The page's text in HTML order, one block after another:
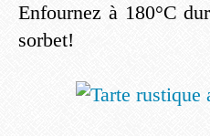
Enfournez à 180°C
sorbet!